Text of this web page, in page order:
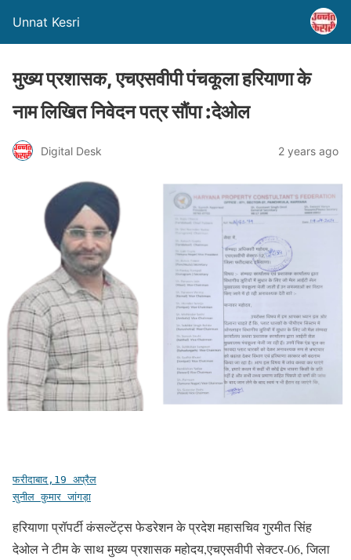
Unnat Kesri
मुख्य प्रशासक, एचएसवीपी पंचकूला हरियाणा के
नाम लिखित निवेदन पत्र सौंपा :देओल
Digital Desk 2 years ago
फरीदाबाद,19 अप्रैल
सुनील कुमार जांगड़ा
हरियाणा प्रॉपर्टी कंसल्टेंट्स फेडरेशन के प्रदेश महासचिव गुरमीत सिंह
देओल ने टीम के साथ मुख्य प्रशासक महोदय,एचएसवीपी सेक्टर-06, जिला